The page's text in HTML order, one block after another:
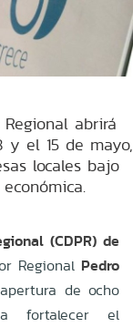
abrirá
y el 15 de mayo,
locales bajo
(CDPR) de
Regional Pedro
de ocho
a fortalecer el